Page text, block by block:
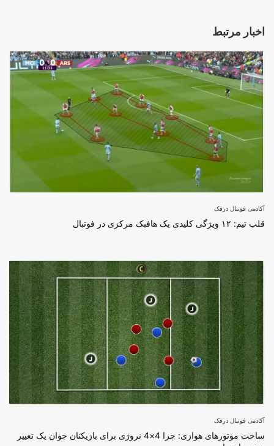
اخبار مرتبط
آکادمی فوتبال درفک
قلب تیم: ۱۲ ویژگی کلیدی یک هافبک مرکزی در فوتبال
آکادمی فوتبال درفک
ساخت موتورهای هوازی: چرا 4×4 نروژی برای بازیکنان جوان یک تغییر